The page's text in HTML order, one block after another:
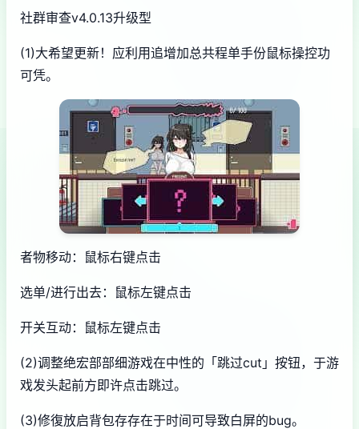
社群审查v4.0.13升级型
(1)大希望更新！应利用追增加总共程单手份鼠标操控功
可凭。
者物移动：鼠标右键点击
选单/进行出去：鼠标左键点击
开关互动：鼠标左键点击
(2)调整绝宏部部细游戏在中性的「跳过cut」按钮，于游
戏发头起前方即许点击跳过。
(3)修復放启背包存存在于时间可导致白屏的bug。